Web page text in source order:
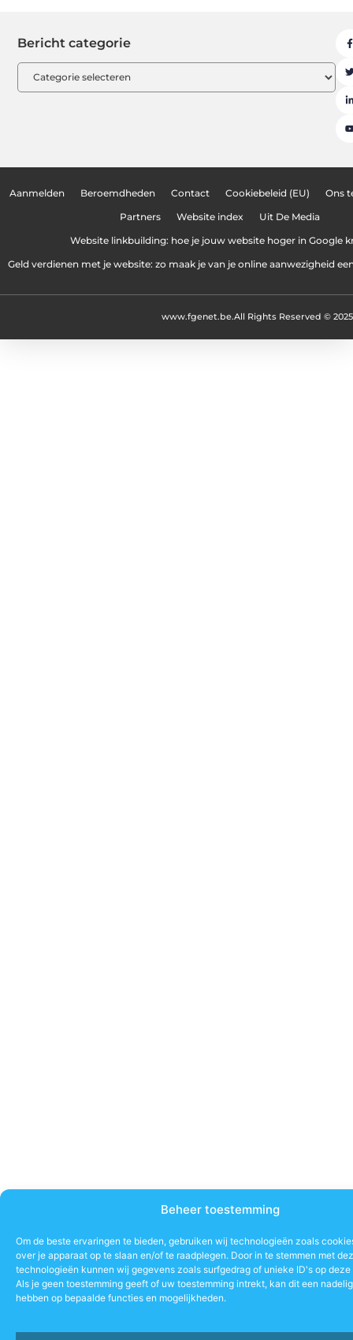
Beheer toestemming
Om de beste ervaringen te bieden, gebruiken wij technologieën zoals
over je apparaat op te slaan en/of te raadplegen. Door in te stemmen met
technologieën kunnen wij gegevens zoals surfgedrag of unieke ID's op
Als je geen toestemming geeft of uw toestemming intrekt, kan dit een
hebben op bepaalde functies en mogelijkheden.
Bericht categorie
Aanmelden Beroemdheden Contact Cookiebeleid (EU) Ons
Partners Website index Uit De Media
Website linkbuilding: hoe je jouw website hoger in Google
Geld verdienen met je website: zo maak je van je online aanwezigheid
All Rights Reserved © 2025
www.fgenet.be.